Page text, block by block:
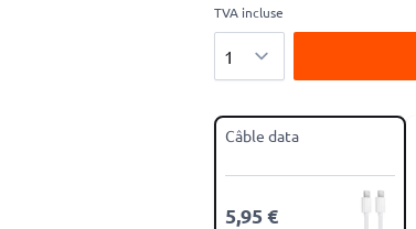
TVA incluse
Câble data
5,95 €